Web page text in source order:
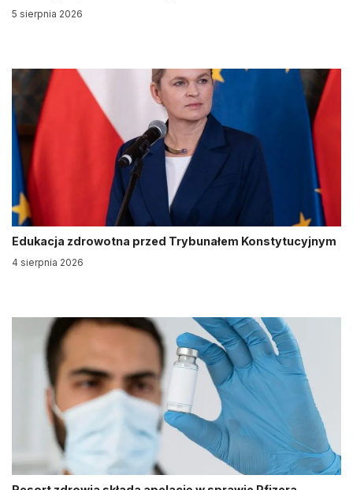
5 sierpnia 2026
Edukacja zdrowotna przed Trybunałem Konstytucyjnym
4 sierpnia 2026